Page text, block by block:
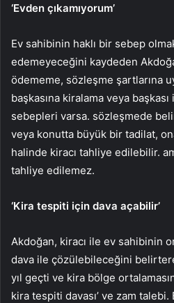
‘Evden çıkamıyorum’
Ev sahibinin haklı bir sebep
edemeyeceğini kaydeden
ödememe, sözleşme şartlarına
başkasına kiralama veya
sebepleri varsa. sözleşmede
veya konutta büyük bir tadilat,
halinde kiracı tahliye edilebilir.
tahliye edilemez.
‘Kira tespiti için dava açabilir’
Akdoğan, kiracı ile ev sahibinin
dava ile çözülebileceğini
yıl geçti ve kira bölge
kira tespiti davası’ ve zam